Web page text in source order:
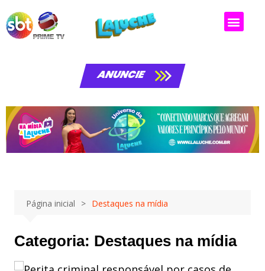
ANUNCIE
Página inicial Destaques na mídia
Categoria: Destaques na mídia